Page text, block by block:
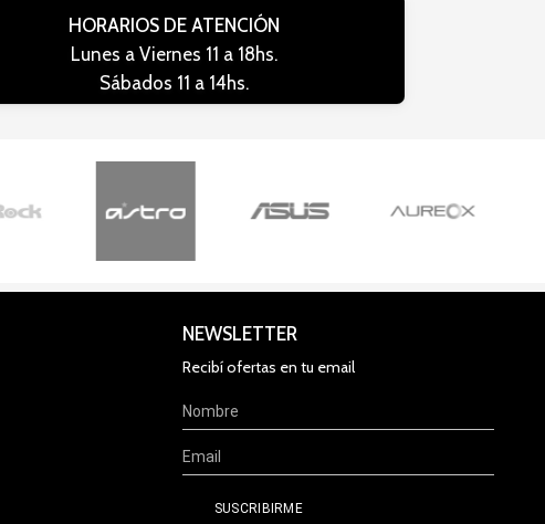
HORARIOS DE ATENCIÓN
Lunes a Viernes 11 a 18hs.
Sábados 11 a 14hs.
NEWSLETTER
Recibí ofertas en tu email